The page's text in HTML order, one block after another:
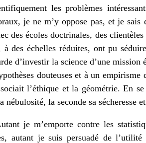
les problèmes
je ne m’y oppose pas, et je
des écoles doctrinales, des
à des échelles réduites, ont pu
d’investir la science d’une
douteuses et à un empirisme
l’éthique et la géométrie. En
la seconde sa sécheresse
je m’emporte contre les
autant je suis persuadé de l’utilité